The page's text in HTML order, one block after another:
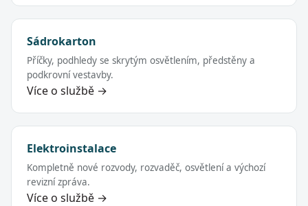
Sádrokarton
Příčky, podhledy se skrytým osvětlením, předstěny a
podkrovní vestavby.
Více o službě →
Elektroinstalace
Kompletně nové rozvody, rozvaděč, osvětlení a výchozí
revizní zpráva.
Více o službě →